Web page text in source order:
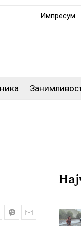
Импресум